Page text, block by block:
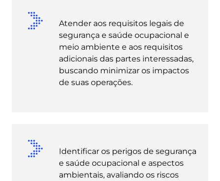
Atender aos requisitos legais de
segurança e saúde ocupacional e
meio ambiente e aos requisitos
adicionais das partes interessadas,
buscando minimizar os impactos
de suas operações.
Identificar os perigos de segurança
e saúde ocupacional e aspectos
ambientais, avaliando os riscos